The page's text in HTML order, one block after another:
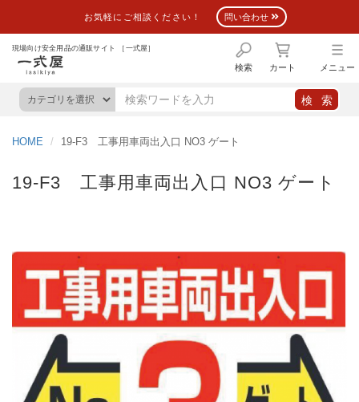
お気軽にご相談ください！ 問い合わせ
現場向け安全用品の通販サイト ［一式屋］
検索 カート メニュー
HOME 19-F3 工事用車両出入口 NO3 ゲート
19-F3 工事用車両出入口 NO3 ゲート